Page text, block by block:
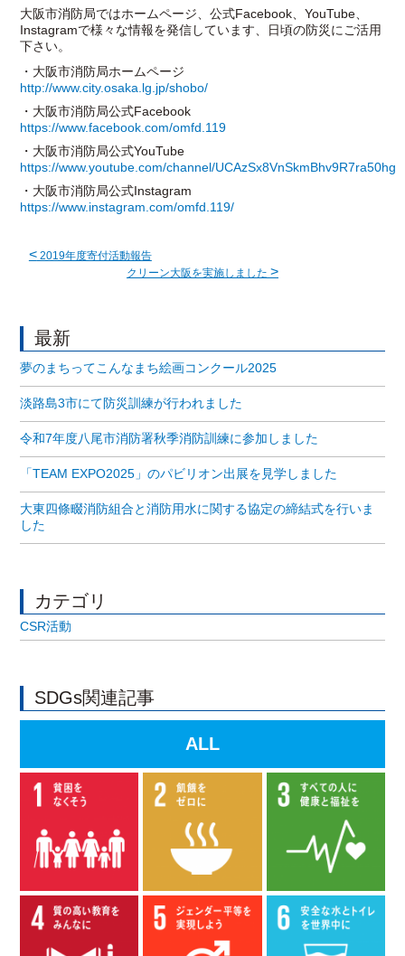
大阪市消防局ではホームページ、公式Facebook、YouTube、
Instagramで様々な情報を発信しています、日頃の防災にご活用
下さい。
・大阪市消防局ホームページ
http://www.city.osaka.lg.jp/shobo/
・大阪市消防局公式Facebook
https://www.facebook.com/omfd.119
・大阪市消防局公式YouTube
https://www.youtube.com/channel/UCAzSx8VnSkmBhv9R7ra50hg
・大阪市消防局公式Instagram
https://www.instagram.com/omfd.119/
<2019年度寄付活動報告
クリーン大阪を実施しました >
最新
夢のまちってこんなまち絵画コンクール2025
淡路島3市にて防災訓練が行われました
令和7年度八尾市消防署秋季消防訓練に参加しました
「TEAM EXPO2025」のパビリオン出展を見学しました
大東四條畷消防組合と消防用水に関する協定の締結式を行いま
した
カテゴリ
CSR活動
SDGs関連記事
ALL